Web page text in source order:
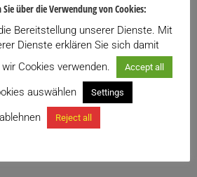
über die Verwendung von Cookies:
Bereitstellung unserer Dienste. Mit
Dienste erklären Sie sich damit
Cookies verwenden.
Accept all
auswählen Settings
Reject all